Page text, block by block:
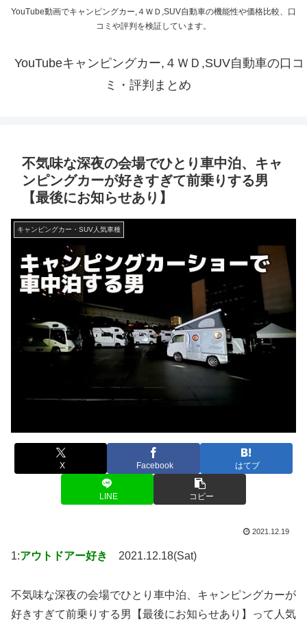
YouTube動画でキャンピングカー,４ＷＤ,SUV自動車の機能性や価格比較、口
コミや評判を検証しています。
YouTubeキャンピングカー,４ＷＤ,SUV自動車の口コ
ミ・評判まとめ
不気味な深夜の会場でひとり車中泊、キャ
ンピングカーが好きすぎて前乗りする男
【最後にお知らせあり】
キャンピングカー・SUV人気車種
X Facebook はてブ
LINE コピー
2021.12.19
1:アウトドアー好き 2021.12.18(Sat)
不気味な深夜の会場でひとり車中泊、キャンピングカーが
好きすぎて前乗りする男【最後にお知らせあり】って人気